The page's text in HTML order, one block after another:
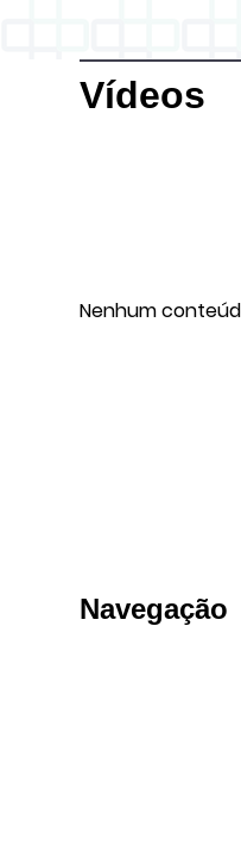
Vídeos
Nenhum
Navegação